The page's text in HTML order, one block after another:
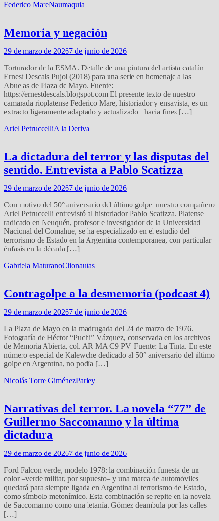
Federico MareNaumaquia
Memoria y negación
29 de marzo de 20267 de junio de 2026
Torturador de la ESMA. Detalle de una pintura del artista catalán
Ernest Descals Pujol (2018) para una serie en homenaje a las
Abuelas de Plaza de Mayo. Fuente:
https://ernestdescals.blogspot.com El presente texto de nuestro
camarada rioplatense Federico Mare, historiador y ensayista, es un
extracto ligeramente adaptado y actualizado –hacia fines […]
Ariel PetruccelliA la Deriva
La dictadura del terror y las disputas del
sentido. Entrevista a Pablo Scatizza
29 de marzo de 20267 de junio de 2026
Con motivo del 50° aniversario del último golpe, nuestro compañero
Ariel Petruccelli entrevistó al historiador Pablo Scatizza. Platense
radicado en Neuquén, profesor e investigador de la Universidad
Nacional del Comahue, se ha especializado en el estudio del
terrorismo de Estado en la Argentina contemporánea, con particular
énfasis en la década […]
Gabriela MaturanoClionautas
Contragolpe a la desmemoria (podcast 4)
29 de marzo de 20267 de junio de 2026
La Plaza de Mayo en la madrugada del 24 de marzo de 1976.
Fotografía de Héctor “Puchi” Vázquez, conservada en los archivos
de Memoria Abierta, col. AR MA C9 PV. Fuente: La Tinta. En este
número especial de Kalewche dedicado al 50° aniversario del último
golpe en Argentina, no podía […]
Nicolás Torre GiménezParley
Narrativas del terror. La novela “77” de
Guillermo Saccomanno y la última
dictadura
29 de marzo de 20267 de junio de 2026
Ford Falcon verde, modelo 1978: la combinación funesta de un
color –verde militar, por supuesto– y una marca de automóviles
quedará para siempre ligada en Argentina al terrorismo de Estado,
como símbolo metonímico. Esta combinación se repite en la novela
de Saccomanno como una letanía. Gómez deambula por las calles
[…]